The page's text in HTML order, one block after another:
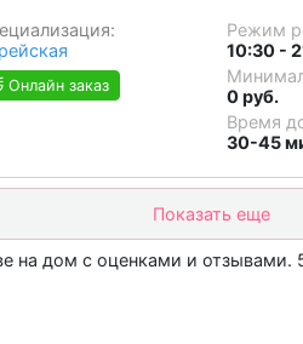
Онлайн заказ
Режим
10:30 -
0 руб.
Время
30-45
Показать еще
на дом c оценками и отзывами.